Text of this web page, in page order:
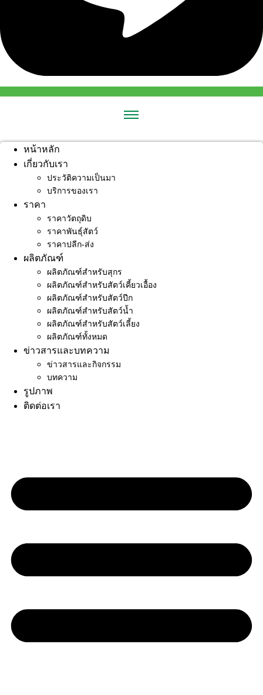
หน้าหลัก
เกี่ยวกับเรา
ประวัติความเป็นมา
บริการของเรา
ราคา
ราคาวัตถุดิบ
ราคาพันธุ์สัตว์
ราคาปลีก-ส่ง
ผลิตภัณฑ์
ผลิตภัณฑ์สำหรับสุกร
ผลิตภัณฑ์สำหรับสัตว์เคี้ยวเอื้อง
ผลิตภัณฑ์สำหรับสัตว์ปีก
ผลิตภัณฑ์สำหรับสัตว์น้ำ
ผลิตภัณฑ์สำหรับสัตว์เลี้ยง
ผลิตภัณฑ์ทั้งหมด
ข่าวสารและบทความ
ข่าวสารและกิจกรรม
บทความ
รูปภาพ
ติดต่อเรา